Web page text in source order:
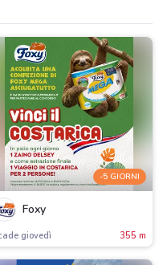
-5 GIORNI
Foxy
giovedì 355 m